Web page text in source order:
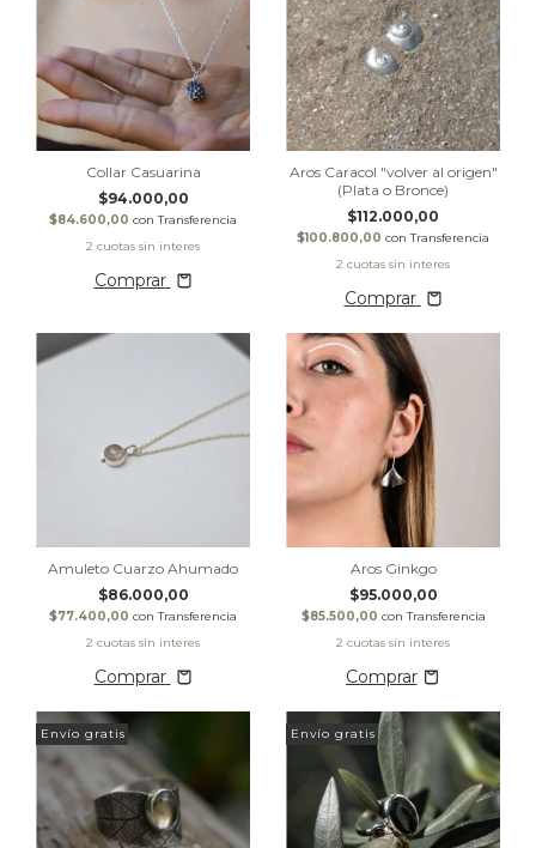
Collar Casuarina
$94.000,00
$84.600,00 con Transferencia
Comprar
Aros Caracol "volver al origen"
(Plata o Bronce)
$112.000,00
$100.800,00 con Transferencia
Comprar
Amuleto Cuarzo Ahumado
$86.000,00
$77.400,00 con Transferencia
Comprar
Aros Ginkgo
$95.000,00
$85.500,00 con Transferencia
Envío gratis Envío gratis